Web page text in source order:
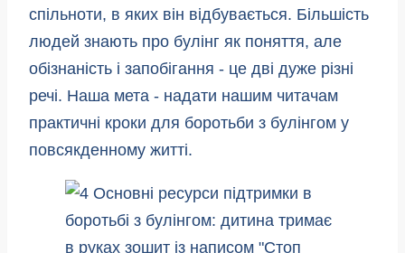
спільноти, в яких він відбувається. Більшість
людей знають про булінг як поняття, але
обізнаність і запобігання - це дві дуже різні
речі. Наша мета - надати нашим читачам
практичні кроки для боротьби з булінгом у
повсякденному житті.